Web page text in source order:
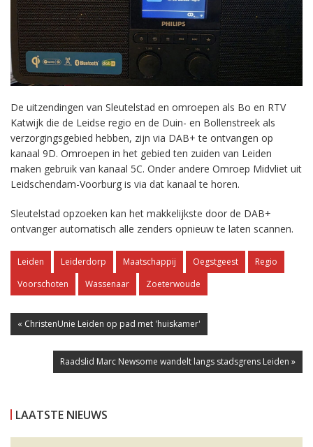
De uitzendingen van Sleutelstad en omroepen als Bo en RTV
Katwijk die de Leidse regio en de Duin- en Bollenstreek als
verzorgingsgebied hebben, zijn via DAB+ te ontvangen op
kanaal 9D. Omroepen in het gebied ten zuiden van Leiden
maken gebruik van kanaal 5C. Onder andere Omroep Midvliet uit
Leidschendam-Voorburg is via dat kanaal te horen.
Sleutelstad opzoeken kan het makkelijkste door de DAB+
ontvanger automatisch alle zenders opnieuw te laten scannen.
Leiden Leiderdorp Maatschappij Oegstgeest
Regio
Voorschoten
Wassenaar Zoeterwoude
« ChristenUnie Leiden op pad met 'huiskamer'
Raadslid Marc Newsome wandelt langs stadsgrens Leiden »
LAATSTE NIEUWS